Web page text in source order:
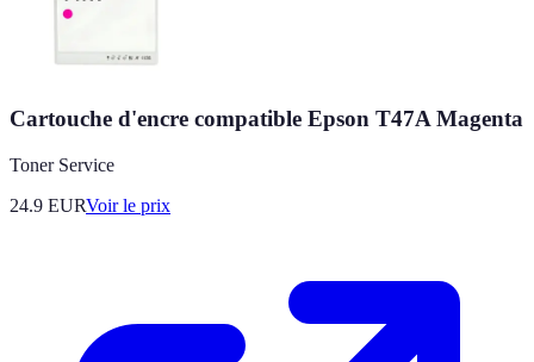
Cartouche d'encre compatible Epson T47A Magenta
Toner Service
24.9 EURVoir le prix